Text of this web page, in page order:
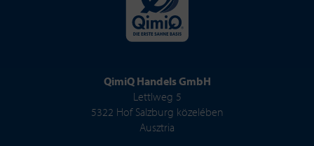
QimiQ Handels GmbH
Lettlweg 5
5322 Hof Salzburg közelében
Ausztria